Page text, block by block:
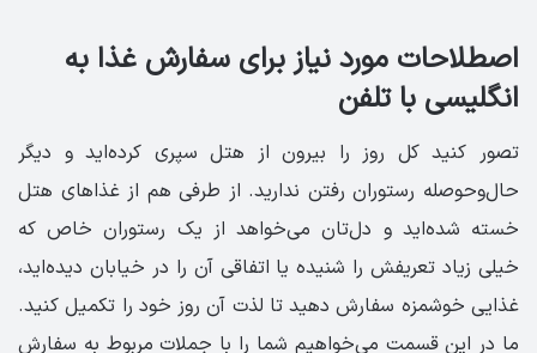
اصطلاحات مورد نیاز برای سفارش غذا به
انگلیسی با تلفن
تصور کنید کل روز را بیرون از هتل سپری کرده‌اید و دیگر
حال‌وحوصله رستوران رفتن ندارید. از طرفی هم از غذاهای هتل
خسته شده‌اید و دل‌تان می‌خواهد از یک رستوران خاص که
خیلی زیاد تعریفش را شنیده یا اتفاقی آن را در خیابان دیده‌اید،
غذایی خوشمزه سفارش دهید تا لذت آن روز خود را تکمیل کنید.
ما در این قسمت می‌خواهیم شما را با جملات مربوط به سفارش